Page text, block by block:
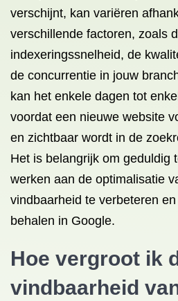
verschijnt, kan variëren
verschillende factoren, zoals
indexeringssnelheid, de
de concurrentie in jouw
kan het enkele dagen tot
voordat een nieuwe website
en zichtbaar wordt in de
Het is belangrijk om geduldig
werken aan de optimalisatie
vindbaarheid te verbeteren
behalen in Google.
Hoe vergroot ik
vindbaarheid